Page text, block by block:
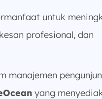
untuk
profesional, dan
manajemen
yang